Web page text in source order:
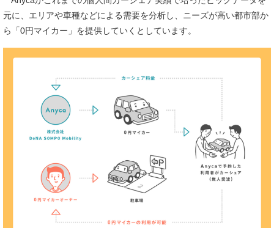
元に、エリアや車種などによる需要を分析し、ニーズが高い都市部か
ら「0円マイカー」を提供していくとしています。